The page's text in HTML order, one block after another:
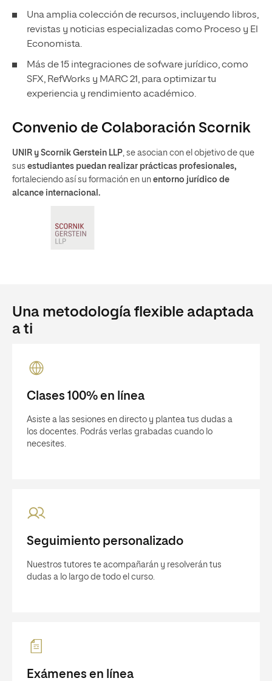
Una amplia colección de recursos, incluyendo libros,
revistas y noticias especializadas como Proceso y El
Economista.
Más de 15 integraciones de sofware jurídico, como
SFX, RefWorks y MARC 21, para optimizar tu
experiencia y rendimiento académico.
Convenio de Colaboración Scornik
UNIR y Scornik Gerstein LLP , se asocian con el objetivo de que
sus estudiantes puedan realizar prácticas profesionales,
fortaleciendo así su formación en un entorno jurídico de
alcance internacional.
Una metodología flexible adaptada
a ti
Clases 100% en línea
Asiste a las sesiones en directo y plantea tus dudas a
los docentes. Podrás verlas grabadas cuando lo
necesites.
Seguimiento personalizado
Nuestros tutores te acompañarán y resolverán tus
dudas a lo largo de todo el curso.
Exámenes en línea